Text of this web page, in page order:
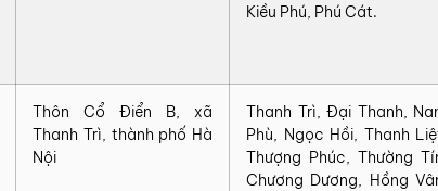
Kiều Phú, Phú Cát.
Thôn Cổ Điển B, xã
Thanh Trì, thành phố Hà
Nội
Thanh Trì, Đại Thanh,
Phù, Ngọc Hồi, Thanh
Thượng Phúc, Thường
Chương Dương, Hồng